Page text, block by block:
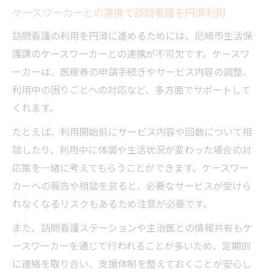
ケースワーカーとの連携で訪問看護を円滑利用
訪問看護の利用を円滑に進めるためには、尼崎市生活保
護課のケースワーカーとの連携が不可欠です。ケースワ
ーカーは、医療券の申請手続きやサービス内容の調整、
利用中の困りごとへの対応など、多方面でサポートして
くれます。
たとえば、利用開始前にサービス内容や回数について相
談したり、利用中に体調や生活状況が変わった場合の対
応策を一緒に考えてもらうことができます。ケースワー
カーへの報告や相談を怠ると、必要なサービスが受けら
れなくなるリスクもあるため注意が必要です。
また、訪問看護ステーションや主治医との情報共有もケ
ースワーカーを通じて行われることが多いため、定期的
に連絡を取り合い、支援体制を整えておくことが安心し